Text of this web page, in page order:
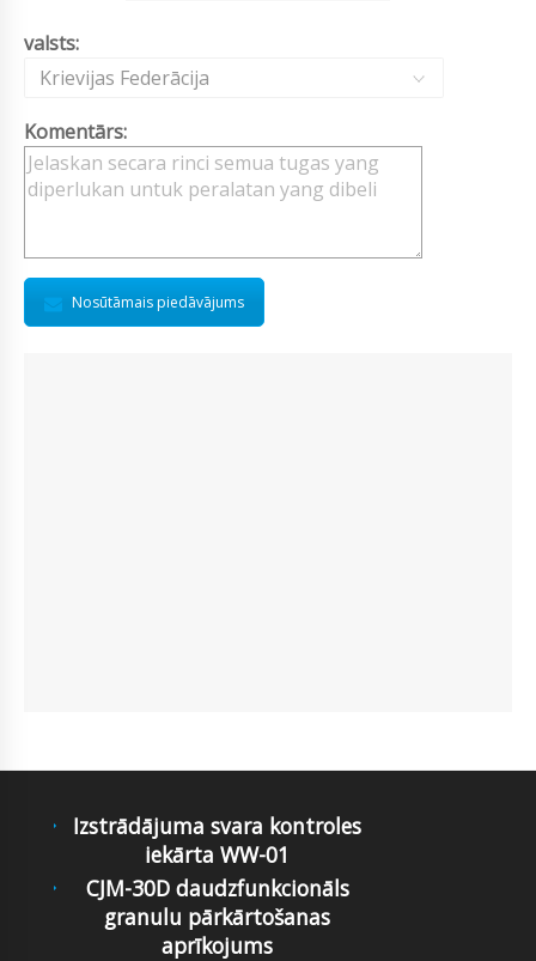
valsts:
Krievijas Federācija
Komentārs:
Nosūtāmais piedāvājums
Izstrādājuma svara kontroles
iekārta WW-01
CJM-30D daudzfunkcionāls
granulu pārkārtošanas
aprīkojums